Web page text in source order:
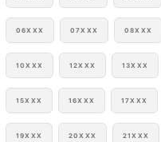
06XXX 07XXX 08XXX
10XXX 12XXX 13XXX
15XXX 16XXX 17XXX
19XXX 20XXX 21XXX